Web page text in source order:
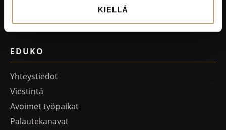
KIELLÄ
Työpaikkaohjaajakoulutus
EduKo koulutus- ja yrityspalvelut Oy
EDUKO
Yhteystiedot
Viestintä
Avoimet työpaikat
Palautekanavat